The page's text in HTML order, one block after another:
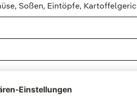
Soßen, Eintöpfe,
die sich in Wuchstyp,